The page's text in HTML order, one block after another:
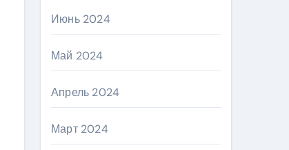
Июнь 2024
Май 2024
Апрель 2024
Март 2024